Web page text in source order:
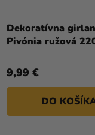
Dekoratívna
Pivónia ružová
9,99 €
DO